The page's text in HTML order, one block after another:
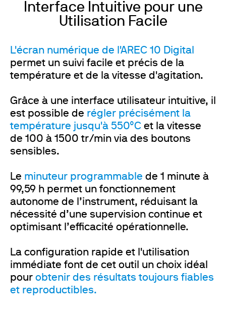
Interface Intuitive pour une
Utilisation Facile
L'écran numérique de l'AREC 10 Digital
permet un suivi facile et précis de la
température et de la vitesse d'agitation.
Grâce à une interface utilisateur intuitive, il
est possible de régler précisément la
température jusqu'à 550°C et la vitesse
de 100 à 1500 tr/min via des boutons
sensibles.
Le minuteur programmable de 1 minute à
99,59 h permet un fonctionnement
autonome de l’instrument, réduisant la
nécessité d’une supervision continue et
optimisant l’efficacité opérationnelle.
La configuration rapide et l'utilisation
immédiate font de cet outil un choix idéal
pour obtenir des résultats toujours fiables
et reproductibles.